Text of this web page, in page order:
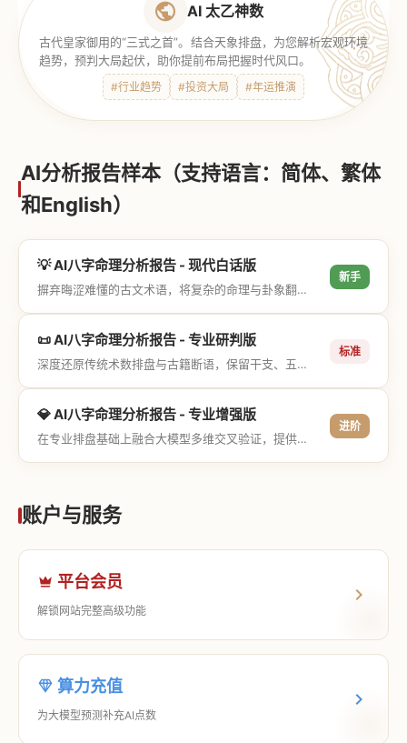
AI 太乙神数
古代皇家御用的“三式之首”。结合天象排盘，为您解析宏观环境
趋势，预判大局起伏，助你提前布局把握时代风口。
#行业趋势 #投资大局 #年运推演
AI分析报告样本（支持语言：简体、繁体
和English）
💡 AI八字命理分析报告 - 现代白话版
摒弃晦涩难懂的古文术语，将复杂的命理与卦象翻译成通俗易懂的现代大白话，直击结果与生活建议，零门槛轻松阅读。
新手
📜 AI八字命理分析报告 - 专业研判版
深度还原传统术数排盘与古籍断语，保留干支、五行与神煞等专业术语，适合追求严谨考证与具备易学基础的用户。
标准
💎 AI八字命理分析报告 - 专业增强版
在专业排盘基础上融合大模型多维交叉验证，提供更详尽的流年推演、应期运筹、象意深度剖析，以及全方位的运筹决策指导。
进阶
账户与服务
平台会员
解锁网站完整高级功能
算力充值
为大模型预测补充AI点数